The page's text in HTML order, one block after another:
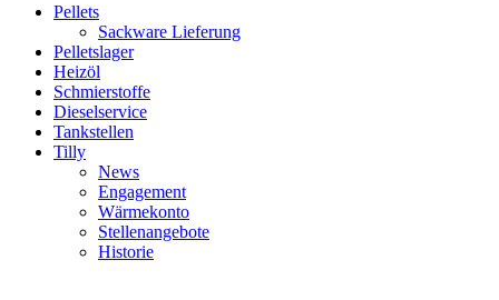
Pellets
Sackware Lieferung
Pelletslager
Heizöl
Schmierstoffe
Dieselservice
Tankstellen
Tilly
News
Engagement
Wärmekonto
Stellenangebote
Historie